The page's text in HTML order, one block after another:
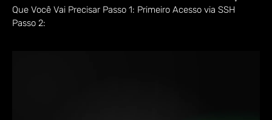
Que Você Vai Precisar Passo 1: Primeiro Acesso via SSH
Passo 2: